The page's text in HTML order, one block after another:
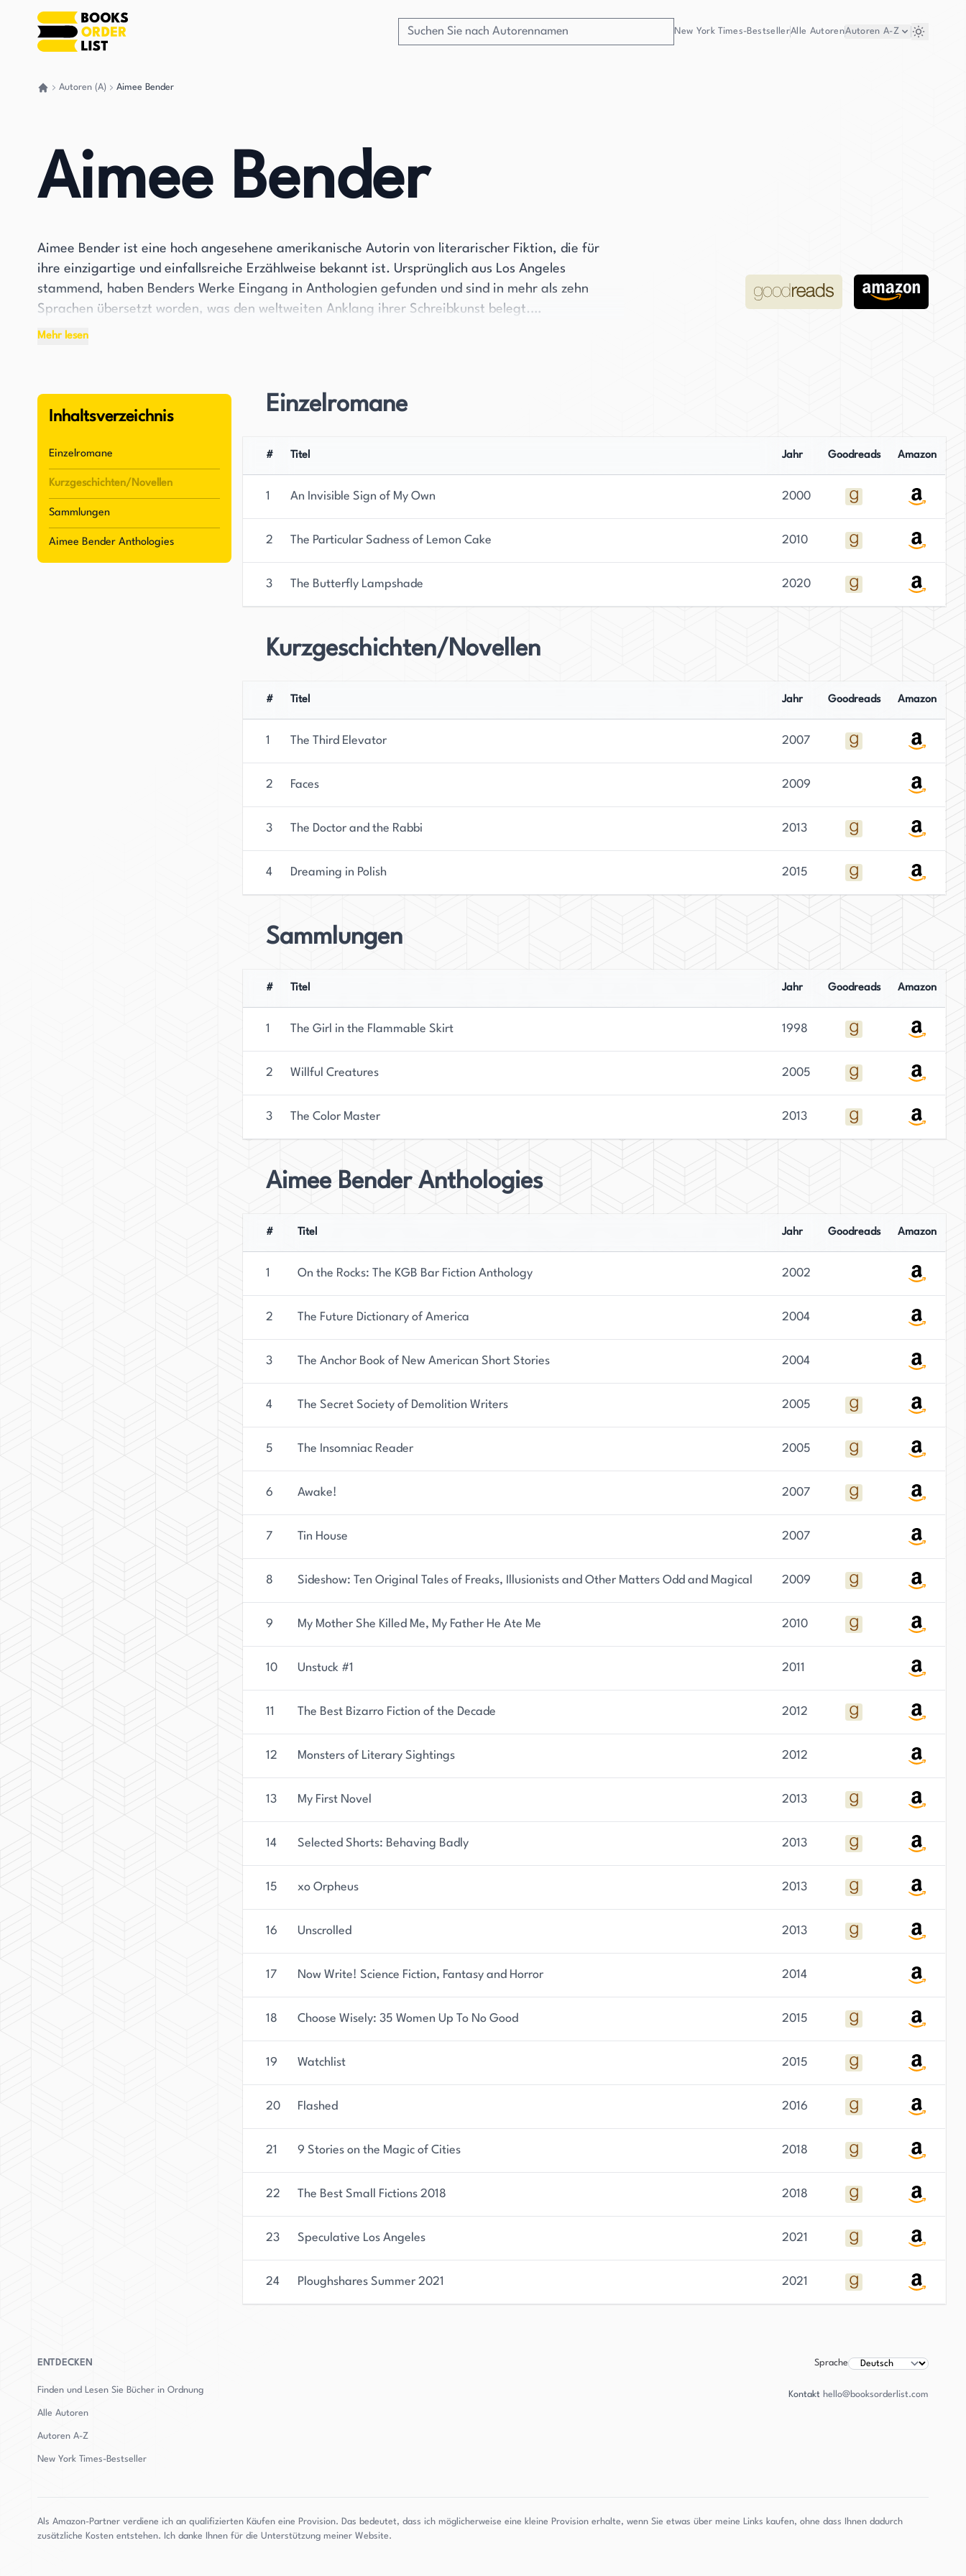
New York Times-BestsellerAlle AutorenAutoren A-Z
Autoren (A) Aimee Bender
Aimee Bender
Aimee Bender ist eine hoch angesehene amerikanische Autorin von literarischer Fiktion, die für
ihre einzigartige und einfallsreiche Erzählweise bekannt ist. Ursprünglich aus Los Angeles
stammend, haben Benders Werke Eingang in Anthologien gefunden und sind in mehr als zehn
Sprachen übersetzt worden, was den weltweiten Anklang ihrer Schreibkunst belegt.
wurden weitreichend in Anthologien aufgenommen, was ihren Ruf als gewandte und talentierte
Autorin weiter festigte. Mit der Gabe, lebendige und einprägsame Charaktere und Situationen zu
Neben ihrem schriftstellerischen Schaffen hat sich Bender auch als fähige Lehrerin und Mentorin
hervorgetan. Sie hat Kreatives Schreiben an mehreren renommierten Bildungseinrichtungen
unterrichtet, darunter die University of Southern California und die University of California, Los
Angeles. Durch ihre Lehrtätigkeit hat Bender das Talent unzähliger aufstrebender Autoren
gefördert und entwickelt.
Trotz ihres Erfolgs ist Bender eine bescheidene und auf dem Boden gebliebene Persönlichkeit. Sie
setzt ihr Leben nach wie vor in Los Angeles fort, wo sie sich sicherlich für ihre einzigartigen und
ihr Handwerk wird Bender den literarischen Welt sicherlich weiterhin beeinflussen.
Mehr lesen
Inhaltsverzeichnis
Einzelromane
Kurzgeschichten/Novellen
Sammlungen
Aimee Bender Anthologies
Einzelromane
# Titel Jahr Goodreads Amazon
1 An Invisible Sign of My Own 2000
2 The Particular Sadness of Lemon Cake 2010
3 The Butterfly Lampshade 2020
Kurzgeschichten/Novellen
# Titel Jahr Goodreads Amazon
1 The Third Elevator 2007
2 Faces 2009
3 The Doctor and the Rabbi 2013
4 Dreaming in Polish 2015
Sammlungen
# Titel Jahr Goodreads Amazon
1 The Girl in the Flammable Skirt 1998
2 Willful Creatures 2005
3 The Color Master 2013
Aimee Bender Anthologies
# Titel Jahr Goodreads Amazon
1 On the Rocks: The KGB Bar Fiction Anthology 2002
2 The Future Dictionary of America 2004
3 The Anchor Book of New American Short Stories 2004
4 The Secret Society of Demolition Writers 2005
5 The Insomniac Reader 2005
6 Awake! 2007
7 Tin House 2007
8 Sideshow: Ten Original Tales of Freaks, Illusionists and Other Matters Odd and Magical 2009
9 My Mother She Killed Me, My Father He Ate Me 2010
10 Unstuck #1 2011
11 The Best Bizarro Fiction of the Decade 2012
12 Monsters of Literary Sightings 2012
13 My First Novel 2013
14 Selected Shorts: Behaving Badly 2013
15 xo Orpheus 2013
16 Unscrolled 2013
17 Now Write! Science Fiction, Fantasy and Horror 2014
18 Choose Wisely: 35 Women Up To No Good 2015
19 Watchlist 2015
20 Flashed 2016
21 9 Stories on the Magic of Cities 2018
22 The Best Small Fictions 2018 2018
23 Speculative Los Angeles 2021
24 Ploughshares Summer 2021 2021
ENTDECKEN
Finden und Lesen Sie Bücher in Ordnung
Alle Autoren
Autoren A-Z
New York Times-Bestseller
Sprache
Kontakt hello@booksorderlist.com
Als Amazon-Partner verdiene ich an qualifizierten Käufen eine Provision. Das bedeutet, dass ich möglicherweise eine kleine Provision erhalte, wenn Sie etwas über meine Links kaufen, ohne dass Ihnen dadurch
zusätzliche Kosten entstehen. Ich danke Ihnen für die Unterstützung meiner Website.